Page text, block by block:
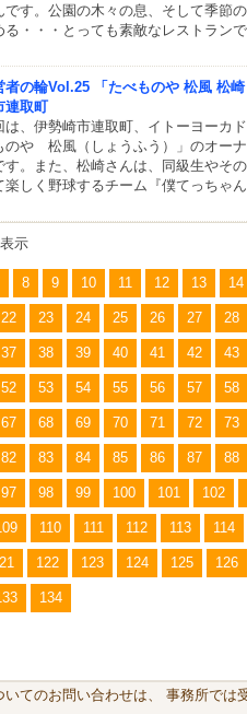
です。公園の木々の息、そして季節
る・・・とっても素敵なレストラン
者の輪Vol.25 「たべものや 松風 松
連取町
は、伊勢崎市連取町、イトーヨーカ
のや 松風（しょうふう）」のオー
す。また、松崎さんは、同級生やそ
楽しく野球するチーム『僕てっちゃ
示
8 9 10 11 12 13 14
22 23 24 25 26 27 28
37 38 39 40 41 42 43
52 53 54 55 56 57 58
67 68 69 70 71 72 73
82 83 84 85 86 87 88
97 98 99 100 101 102
110 111 112 113 114
122 123 124 125 126
134
てのお問い合わせは、 事務所では